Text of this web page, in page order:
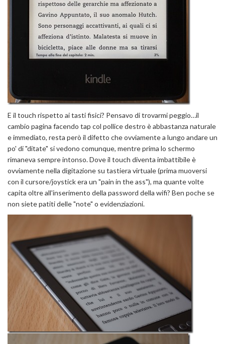
E il touch rispetto ai tasti fisici? Pensavo di trovarmi peggio…il
cambio pagina facendo tap col pollice destro è abbastanza naturale
e immediato, resta però il difetto che ovviamente a lungo andare un
po' di "ditate" si vedono comunque, mentre prima lo schermo
rimaneva sempre intonso. Dove il touch diventa imbattibile è
ovviamente nella digitazione su tastiera virtuale (prima muoversi
con il cursore/joystick era un "pain in the ass"), ma quante volte
capita oltre all'inserimento della password della wifi? Ben poche se
non siete patiti delle "note" o evidenziazioni.